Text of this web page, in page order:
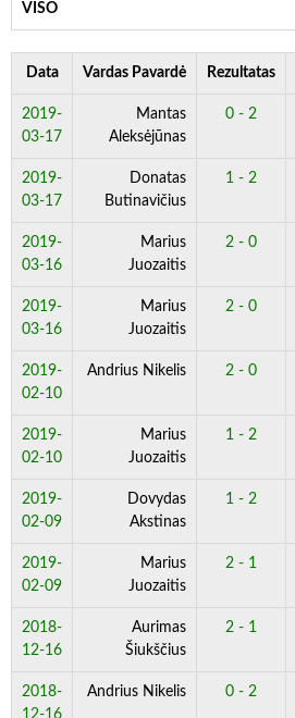
VISO
Data Vardas Pavardė Rezultatas
2019-
03-17
Mantas
Aleksėjūnas
0 - 2
2019-
03-17
Donatas
Butinavičius
1 - 2
2019-
03-16
Marius
Juozaitis
2 - 0
2019-
03-16
Marius
Juozaitis
2 - 0
2019-
02-10
Andrius Nikelis 2 - 0
2019-
02-10
Marius
Juozaitis
1 - 2
2019-
02-09
Dovydas
Akstinas
1 - 2
2019-
02-09
Marius
Juozaitis
2 - 1
2018-
12-16
Aurimas
Šiukščius
2 - 1
2018-
Andrius Nikelis 0 - 2